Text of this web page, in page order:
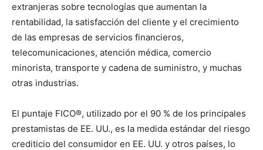
extranjeras sobre tecnologías que aumentan la
rentabilidad, la satisfacción del cliente y el crecimiento
de las empresas de servicios financieros,
telecomunicaciones, atención médica, comercio
minorista, transporte y cadena de suministro, y muchas
otras industrias.
El puntaje FICO®, utilizado por el 90 % de los principales
prestamistas de EE. UU., es la medida estándar del riesgo
crediticio del consumidor en EE. UU. y otros países, lo